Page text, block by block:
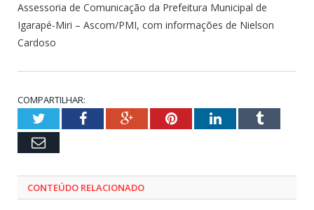
Assessoria de Comunicação da Prefeitura Municipal de
Igarapé-Miri – Ascom/PMI, com informações de Nielson
Cardoso
COMPARTILHAR:
TwitterFacebookGoogle+PinterestLinkedInTumblr
Email
CONTEÚDO RELACIONADO